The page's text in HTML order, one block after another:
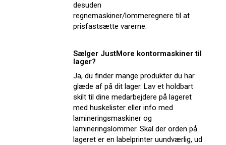
desuden
regnemaskiner/lommeregnere til at
prisfastsætte varerne.
Sælger JustMore kontormaskiner til
lager?
Ja, du finder mange produkter du har
glæde af på dit lager. Lav et holdbart
skilt til dine medarbejdere på lageret
med huskelister eller info med
lamineringsmaskiner og
lamineringslommer. Skal der orden på
lageret er en labelprinter uundværlig, ud